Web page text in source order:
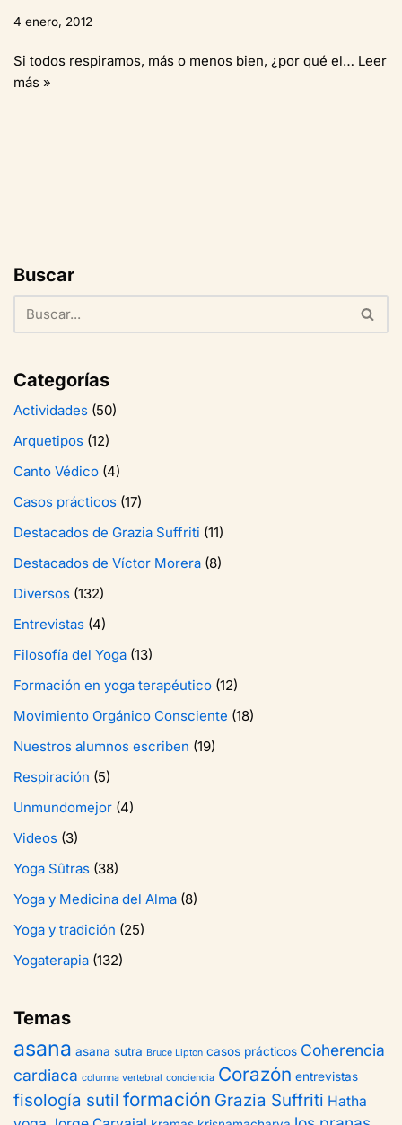
4 enero, 2012
Si todos respiramos, más o menos bien, ¿por qué el… Leer
más »
Buscar
Categorías
Actividades (50)
Arquetipos (12)
Canto Védico (4)
Casos prácticos (17)
Destacados de Grazia Suffriti (11)
Destacados de Víctor Morera (8)
Diversos (132)
Entrevistas (4)
Filosofía del Yoga (13)
Formación en yoga terapéutico (12)
Movimiento Orgánico Consciente (18)
Nuestros alumnos escriben (19)
Respiración (5)
Unmundomejor (4)
Videos (3)
Yoga Sûtras (38)
Yoga y Medicina del Alma (8)
Yoga y tradición (25)
Yogaterapia (132)
Temas
asana asana sutra Bruce Lipton casos prácticos Coherencia
cardiaca columna vertebral conciencia Corazón entrevistas
fisología sutil formación Grazia Suffriti Hatha